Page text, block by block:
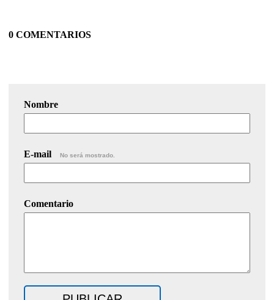
0 COMENTARIOS
Nombre
E-mail No será mostrado.
Comentario